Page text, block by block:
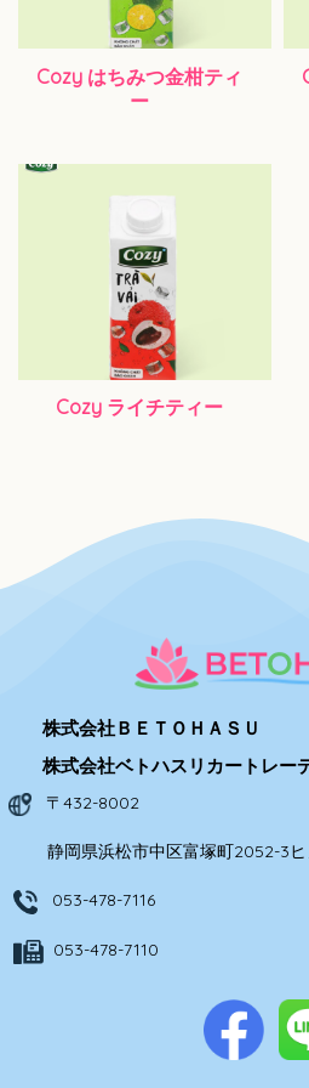
Cozy はちみつ金柑ティ
ー
Cozy ライチティー
株式会社ＢＥＴＯＨＡＳＵ
株式会社ベトハスリカートレー
〒432-8002
静岡県浜松市中区富塚町2052-3
053-478-7116
053-478-7110